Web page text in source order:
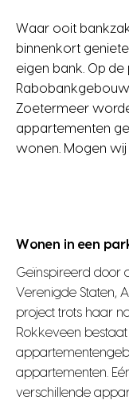
Waar ooit
binnenkort
eigen bank. Op
Zoetermeer
appartementen
wonen. Mogen wij
Wonen in een
Geïnspireerd door
Verenigde Staten,
project trots haar
Rokkeveen bestaat
appartementen.
verschillende